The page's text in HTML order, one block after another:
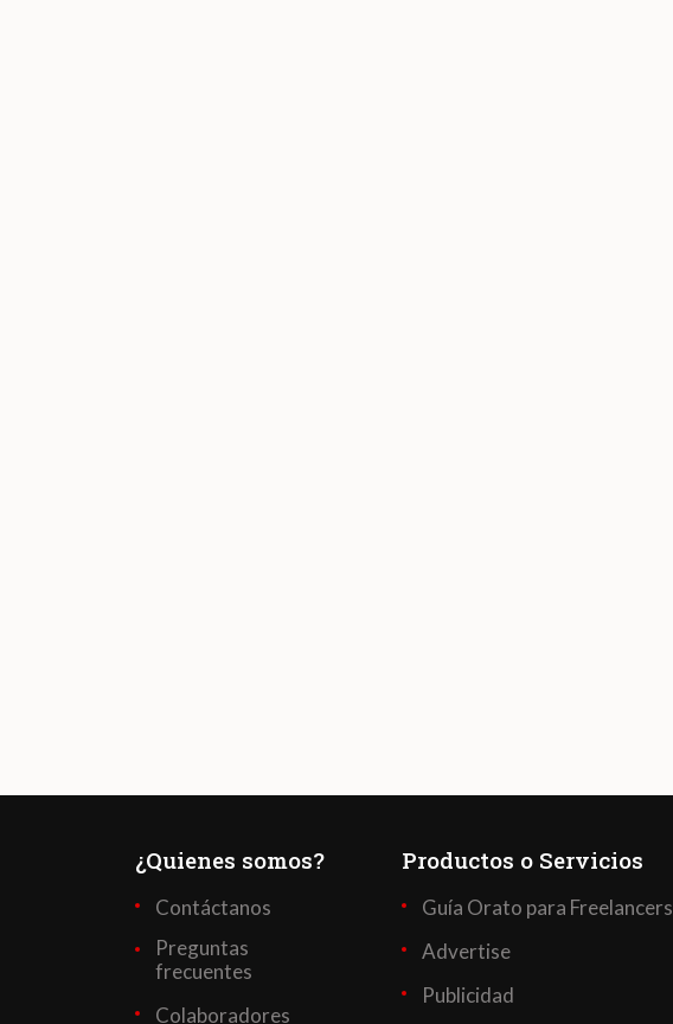
¿Quienes somos?
Contáctanos
Preguntas
frecuentes
Colaboradores
Productos o Servicios
Guía Orato para Freelancers
Advertise
Publicidad